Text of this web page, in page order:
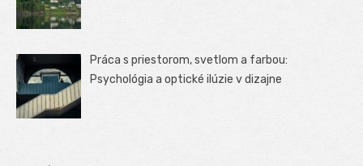
Práca s priestorom, svetlom a farbou:
Psychológia a optické ilúzie v dizajne